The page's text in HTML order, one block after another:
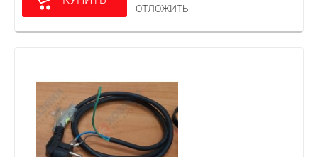
ОТЛОЖИТЬ